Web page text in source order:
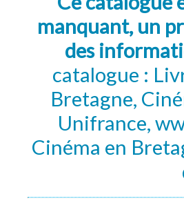
manquant, un
des
catalogue :
Bretagne,
Unifrance,
Cinéma en